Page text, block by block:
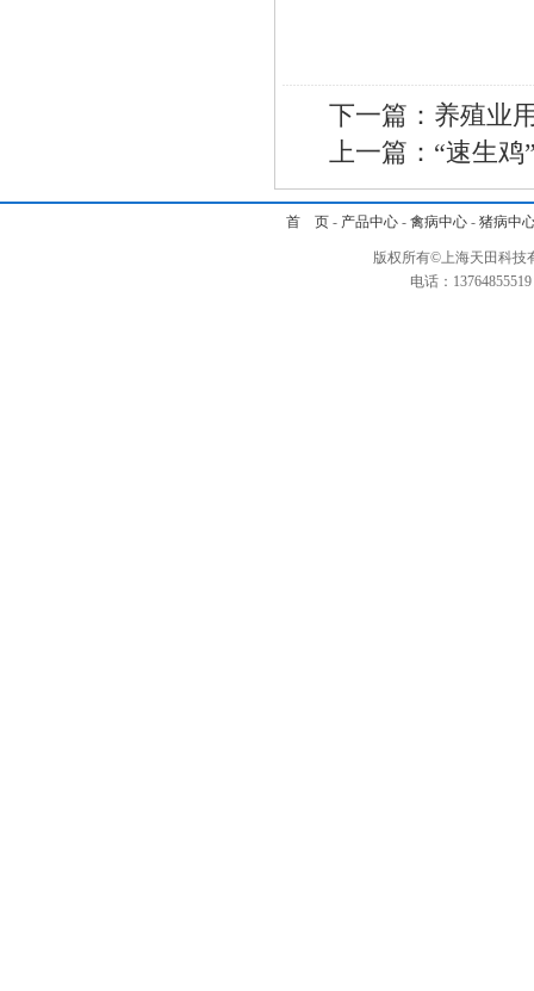
下一篇： 养殖业
上一篇： “速生
首 页 - 产品中心 - 禽病中心 - 猪病中
版权所有©上海天田科技
电话：